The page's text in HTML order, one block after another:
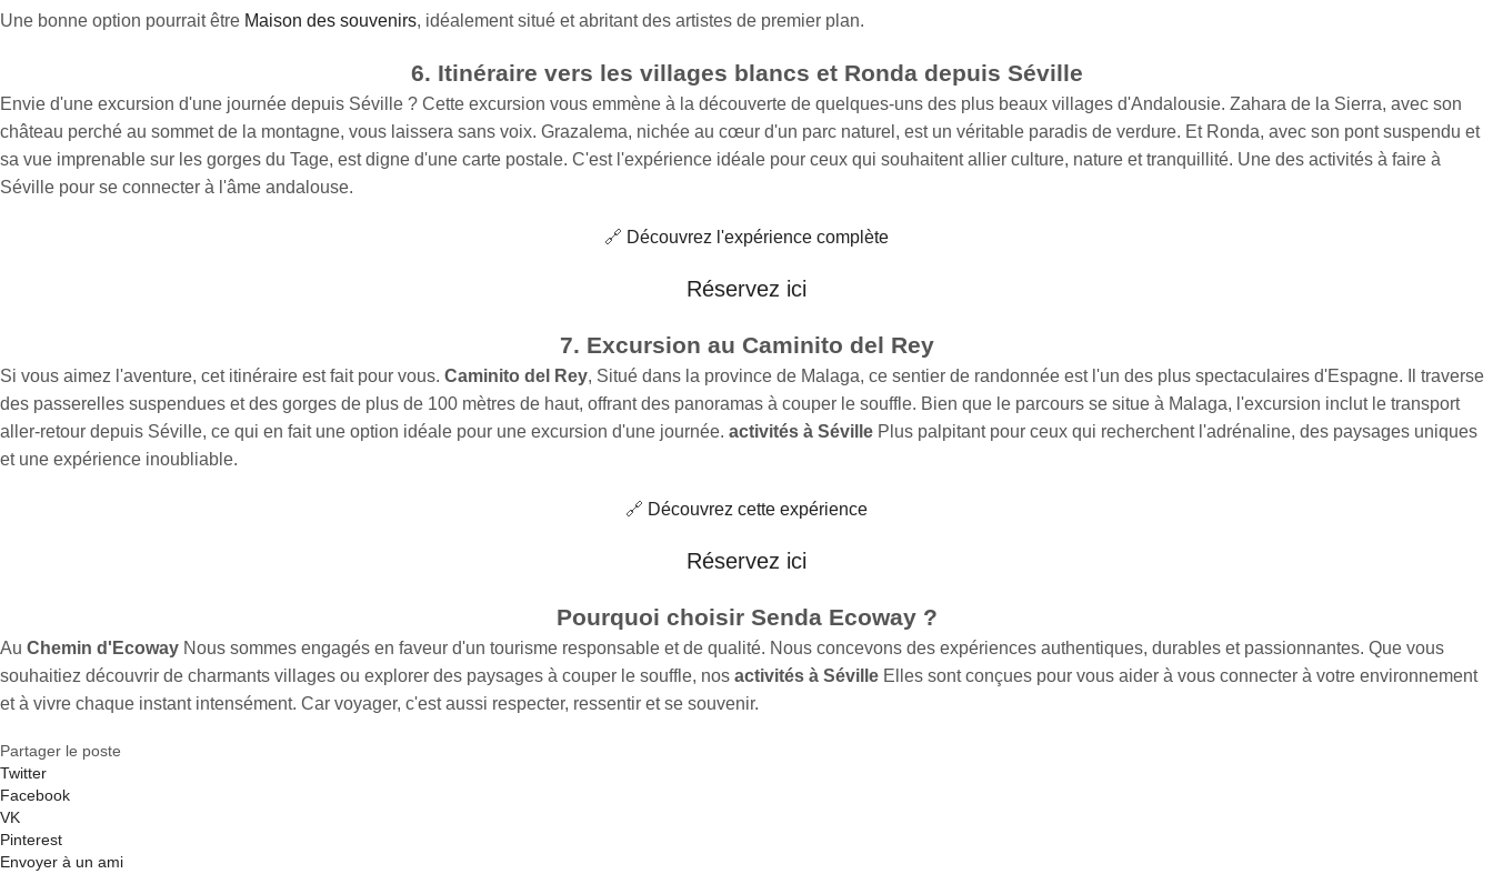
Une bonne option pourrait être Maison des souvenirs, idéalement situé et abritant des artistes de premier plan.
6. Itinéraire vers les villages blancs et Ronda depuis Séville
Envie d'une excursion d'une journée depuis Séville ? Cette excursion vous emmène à la découverte de quelques-uns des plus beaux villages d'Andalousie. Zahara de la Sierra, avec son
château perché au sommet de la montagne, vous laissera sans voix. Grazalema, nichée au cœur d'un parc naturel, est un véritable paradis de verdure. Et Ronda, avec son pont suspendu et
sa vue imprenable sur les gorges du Tage, est digne d'une carte postale. C'est l'expérience idéale pour ceux qui souhaitent allier culture, nature et tranquillité. Une des activités à faire à
Séville pour se connecter à l'âme andalouse.
🔗 Découvrez l'expérience complète
Réservez ici
7. Excursion au Caminito del Rey
Si vous aimez l'aventure, cet itinéraire est fait pour vous. Caminito del Rey, Situé dans la province de Malaga, ce sentier de randonnée est l'un des plus spectaculaires d'Espagne. Il traverse
des passerelles suspendues et des gorges de plus de 100 mètres de haut, offrant des panoramas à couper le souffle. Bien que le parcours se situe à Malaga, l'excursion inclut le transport
aller-retour depuis Séville, ce qui en fait une option idéale pour une excursion d'une journée. activités à Séville Plus palpitant pour ceux qui recherchent l'adrénaline, des paysages uniques
et une expérience inoubliable.
🔗 Découvrez cette expérience
Réservez ici
Pourquoi choisir Senda Ecoway ?
Au Chemin d'Ecoway Nous sommes engagés en faveur d'un tourisme responsable et de qualité. Nous concevons des expériences authentiques, durables et passionnantes. Que vous
souhaitiez découvrir de charmants villages ou explorer des paysages à couper le souffle, nos activités à Séville Elles sont conçues pour vous aider à vous connecter à votre environnement
et à vivre chaque instant intensément. Car voyager, c'est aussi respecter, ressentir et se souvenir.
Partager le poste
Twitter
Facebook
VK
Pinterest
Envoyer à un ami